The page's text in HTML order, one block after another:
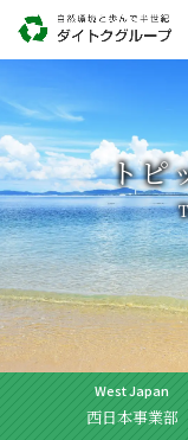
トピ
West Japan
西日本事業部